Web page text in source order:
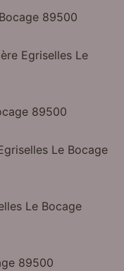
89500
Egriselles Le
89500
Le Bocage
Le Bocage
89500